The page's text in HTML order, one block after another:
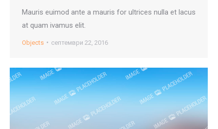
Mauris euimod ante a mauris for ultrices nulla et lacus
at quam ivamus elit.
Objects септември 22, 2016